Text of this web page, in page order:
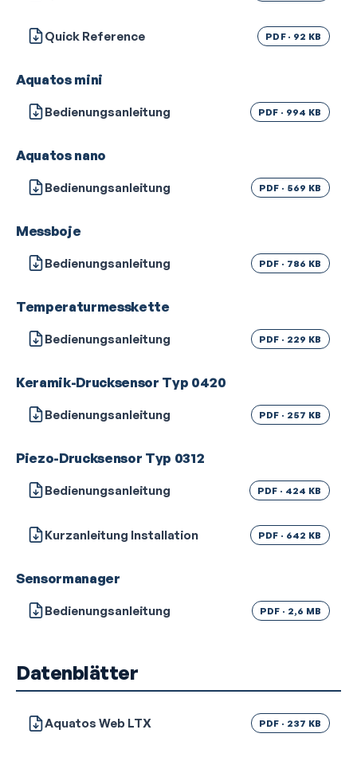
Quick Reference PDF · 92 KB
Aquatos mini
Bedienungsanleitung PDF · 994 KB
Aquatos nano
Bedienungsanleitung PDF · 569 KB
Messboje
Bedienungsanleitung PDF · 786 KB
Temperaturmesskette
Bedienungsanleitung PDF · 229 KB
Keramik-Drucksensor Typ 0420
Bedienungsanleitung PDF · 257 KB
Piezo-Drucksensor Typ 0312
Bedienungsanleitung PDF · 424 KB
Kurzanleitung Installation PDF · 642 KB
Sensormanager
Bedienungsanleitung PDF · 2,6 MB
Datenblätter
Aquatos Web LTX PDF · 237 KB